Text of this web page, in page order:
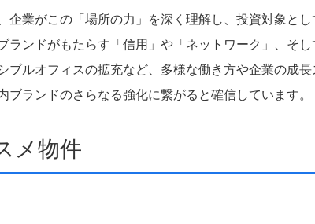
業がこの「場所の力」を深く理解し、投資対象と
ンドがもたらす「信用」や「ネットワーク」、そ
ルオフィスの拡充など、多様な働き方や企業の成
ランドのさらなる強化に繋がると確信しています。
メ物件